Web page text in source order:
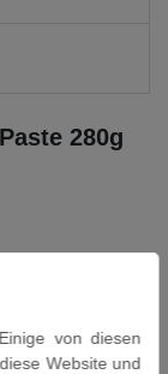
280g
Saucen.
von diesen
Website und